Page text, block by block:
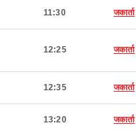
11:30 जकार्ता
12:25 जकार्ता
12:35 जकार्ता
13:20 जकार्ता